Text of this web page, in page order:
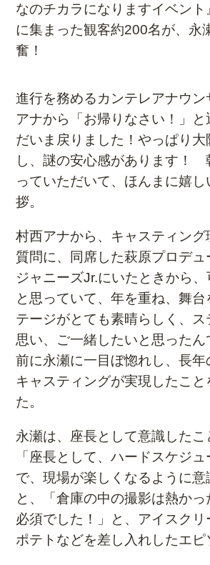
なのチカラになりますイベン
に集まった観客約200名が、永
奮！
進行を務めるカンテレアナウ
アナから「お帰りなさい！」と
だいま戻りました！やっぱり大
し、謎の安心感があります！
っていただいて、ほんまに嬉
拶。
村西アナから、キャスティン
質問に、同席した萩原プロデュ
ジャニーズJr.にいたときから
と思っていて、年を重ね、舞台
テージがとても素晴らしく、ス
思い、ご一緒したいと思った
前に永瀬に一目ぼ惚れし、長年
キャスティングが実現したこ
た。
永瀬は、座長として意識したこ
「座長として、ハードスケジ
で、現場が楽しくなるように意
と、「倉庫の中の撮影は熱か
必須でした！」と、アイスクリ
ポテトなどを差し入れしたエピ